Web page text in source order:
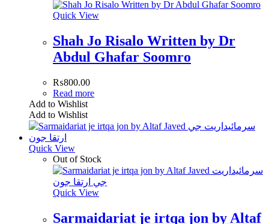
Quick View
Shah Jo Risalo Written by Dr
Abdul Ghafar Soomro
₨800.00
Read more
Add to Wishlist
Add to Wishlist
Quick View
Out of Stock
Quick View
Sarmaidariat je irtqa jon by Altaf